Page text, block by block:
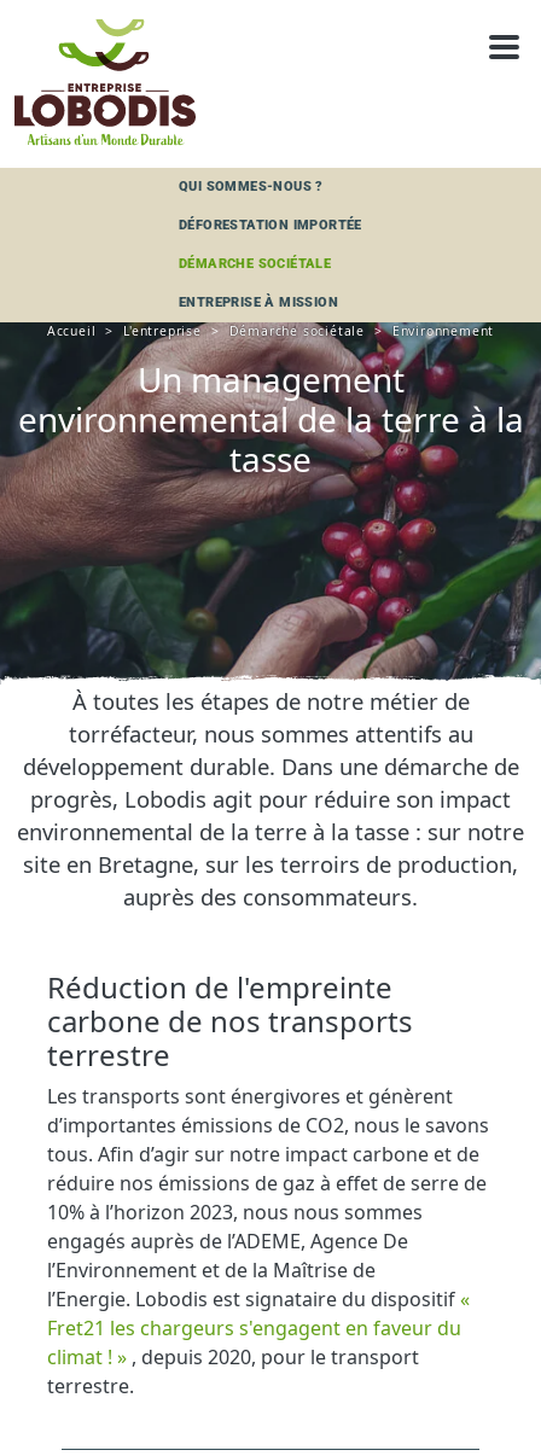
QUI SOMMES-NOUS ?
DÉFORESTATION IMPORTÉE
DÉMARCHE SOCIÉTALE
ENTREPRISE À MISSION
UN MANAGEMENT ENVIRONNEMENTAL DE LA
TERRE À LA TASSE
Accueil L'entreprise Démarche sociétale Environnement
Un management
environnemental de la terre à la
tasse
À toutes les étapes de notre métier de
torréfacteur, nous sommes attentifs au
développement durable. Dans une démarche de
progrès, Lobodis agit pour réduire son impact
environnemental de la terre à la tasse : sur notre
site en Bretagne, sur les terroirs de production,
auprès des consommateurs.
Réduction de l'empreinte
carbone de nos transports
terrestre
Les transports sont énergivores et génèrent
d’importantes émissions de CO2, nous le savons
tous. Afin d’agir sur notre impact carbone et de
réduire nos émissions de gaz à effet de serre de
10% à l’horizon 2023, nous nous sommes
engagés auprès de l’ADEME, Agence De
l’Environnement et de la Maîtrise de
l’Energie. Lobodis est signataire du dispositif«
Fret21 les chargeurs s'engagent en faveur du
climat ! » , depuis 2020, pour le transport
terrestre.
Panneau de gestion des cookies